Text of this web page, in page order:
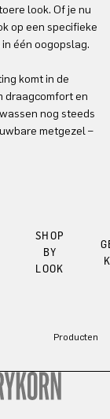
look. Of je nu
op een specifieke
één oogopslag.
komt in de
draagcomfort en
nog steeds
metgezel –
SHOP
BY
LOOK
Producten